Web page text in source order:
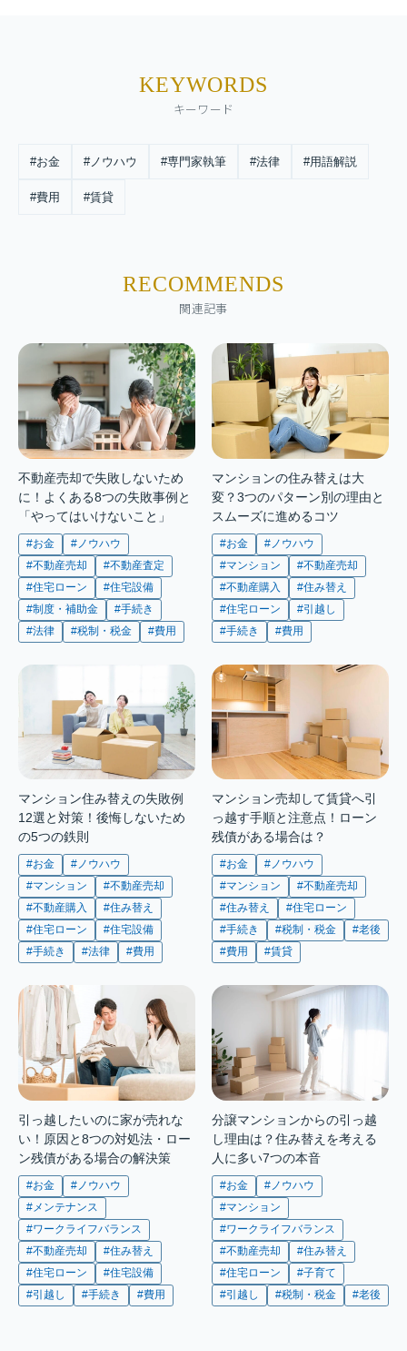
KEYWORDS
キーワード
#お金 #ノウハウ #専門家執筆 #法律 #用語解説
#費用 #賃貸
RECOMMENDS
関連記事
不動産売却で失敗しないため
に！よくある8つの失敗事例と
「やってはいけないこと」
#お金
#ノウハウ
#不動産売却
#不動産査定
#住宅ローン
#住宅設備
#制度・補助金
#手続き
#法律
#税制・税金 #費用
マンションの住み替えは大
変？3つのパターン別の理由と
スムーズに進めるコツ
#お金
#ノウハウ
#マンション
#不動産売却
#不動産購入
#住み替え
#住宅ローン
#引越し
#手続き
#費用
マンション住み替えの失敗例
12選と対策！後悔しないため
の5つの鉄則
#お金
#ノウハウ
#マンション
#不動産売却
#不動産購入
#住み替え
#住宅ローン
#住宅設備
#手続き
#法律 #費用
マンション売却して賃貸へ引
っ越す手順と注意点！ローン
残債がある場合は？
#お金
#ノウハウ
#マンション
#不動産売却
#住み替え
#住宅ローン
#手続き
#税制・税金
#老後
#費用
#賃貸
引っ越したいのに家が売れな
い！原因と8つの対処法・ロー
ン残債がある場合の解決策
#お金
#ノウハウ
#メンテナンス
#ワークライフバランス
#不動産売却
#住み替え
#住宅ローン
#住宅設備
#引越し
#手続き #費用
分譲マンションからの引っ越
し理由は？住み替えを考える
人に多い7つの本音
#お金
#ノウハウ
#マンション
#ワークライフバランス
#不動産売却
#住み替え
#住宅ローン
#子育て
#引越し
#税制・税金 #老後